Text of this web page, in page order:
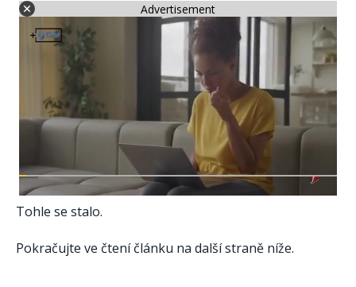
Advertisement
Tohle se stalo.
Pokračujte ve čtení článku na další straně níže.